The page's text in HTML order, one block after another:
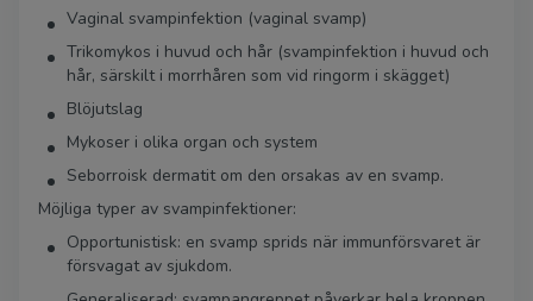
Vaginal svampinfektion (vaginal svamp)
Trikomykos i huvud och hår (svampinfektion i huvud och
hår, särskilt i morrhåren som vid ringorm i skägget)
Blöjutslag
Mykoser i olika organ och system
Seborroisk dermatit om den orsakas av en svamp.
Möjliga typer av svampinfektioner:
Opportunistisk: en svamp sprids när immunförsvaret är
försvagat av sjukdom.